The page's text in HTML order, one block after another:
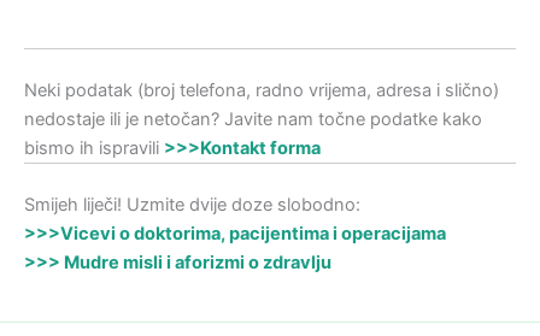
Neki podatak (broj telefona, radno vrijema, adresa i slično)
nedostaje ili je netočan? Javite nam točne podatke kako
bismo ih ispravili >>>Kontakt forma
Smijeh liječi! Uzmite dvije doze slobodno:
>>>Vicevi o doktorima, pacijentima i operacijama
>>> Mudre misli i aforizmi o zdravlju